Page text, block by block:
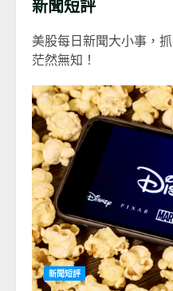
新聞短評
美股每日新聞大小事，
茫然無知！
新聞短評